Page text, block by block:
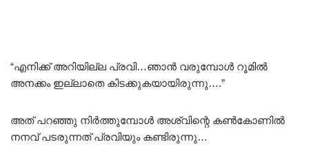
“എനിക്ക് അറിയില്ല പ്രവി…ഞാൻ വരുമ്പോൾ റൂമിൽ
അനക്കം ഇല്ലാതെ കിടക്കുകയായിരുന്നു….”
അത് പറഞ്ഞു നിർത്തുമ്പോൾ അശ്വിന്റെ കൺകോണിൽ
നനവ് പടരുന്നത് പ്രവിയും കണ്ടിരുന്നു…